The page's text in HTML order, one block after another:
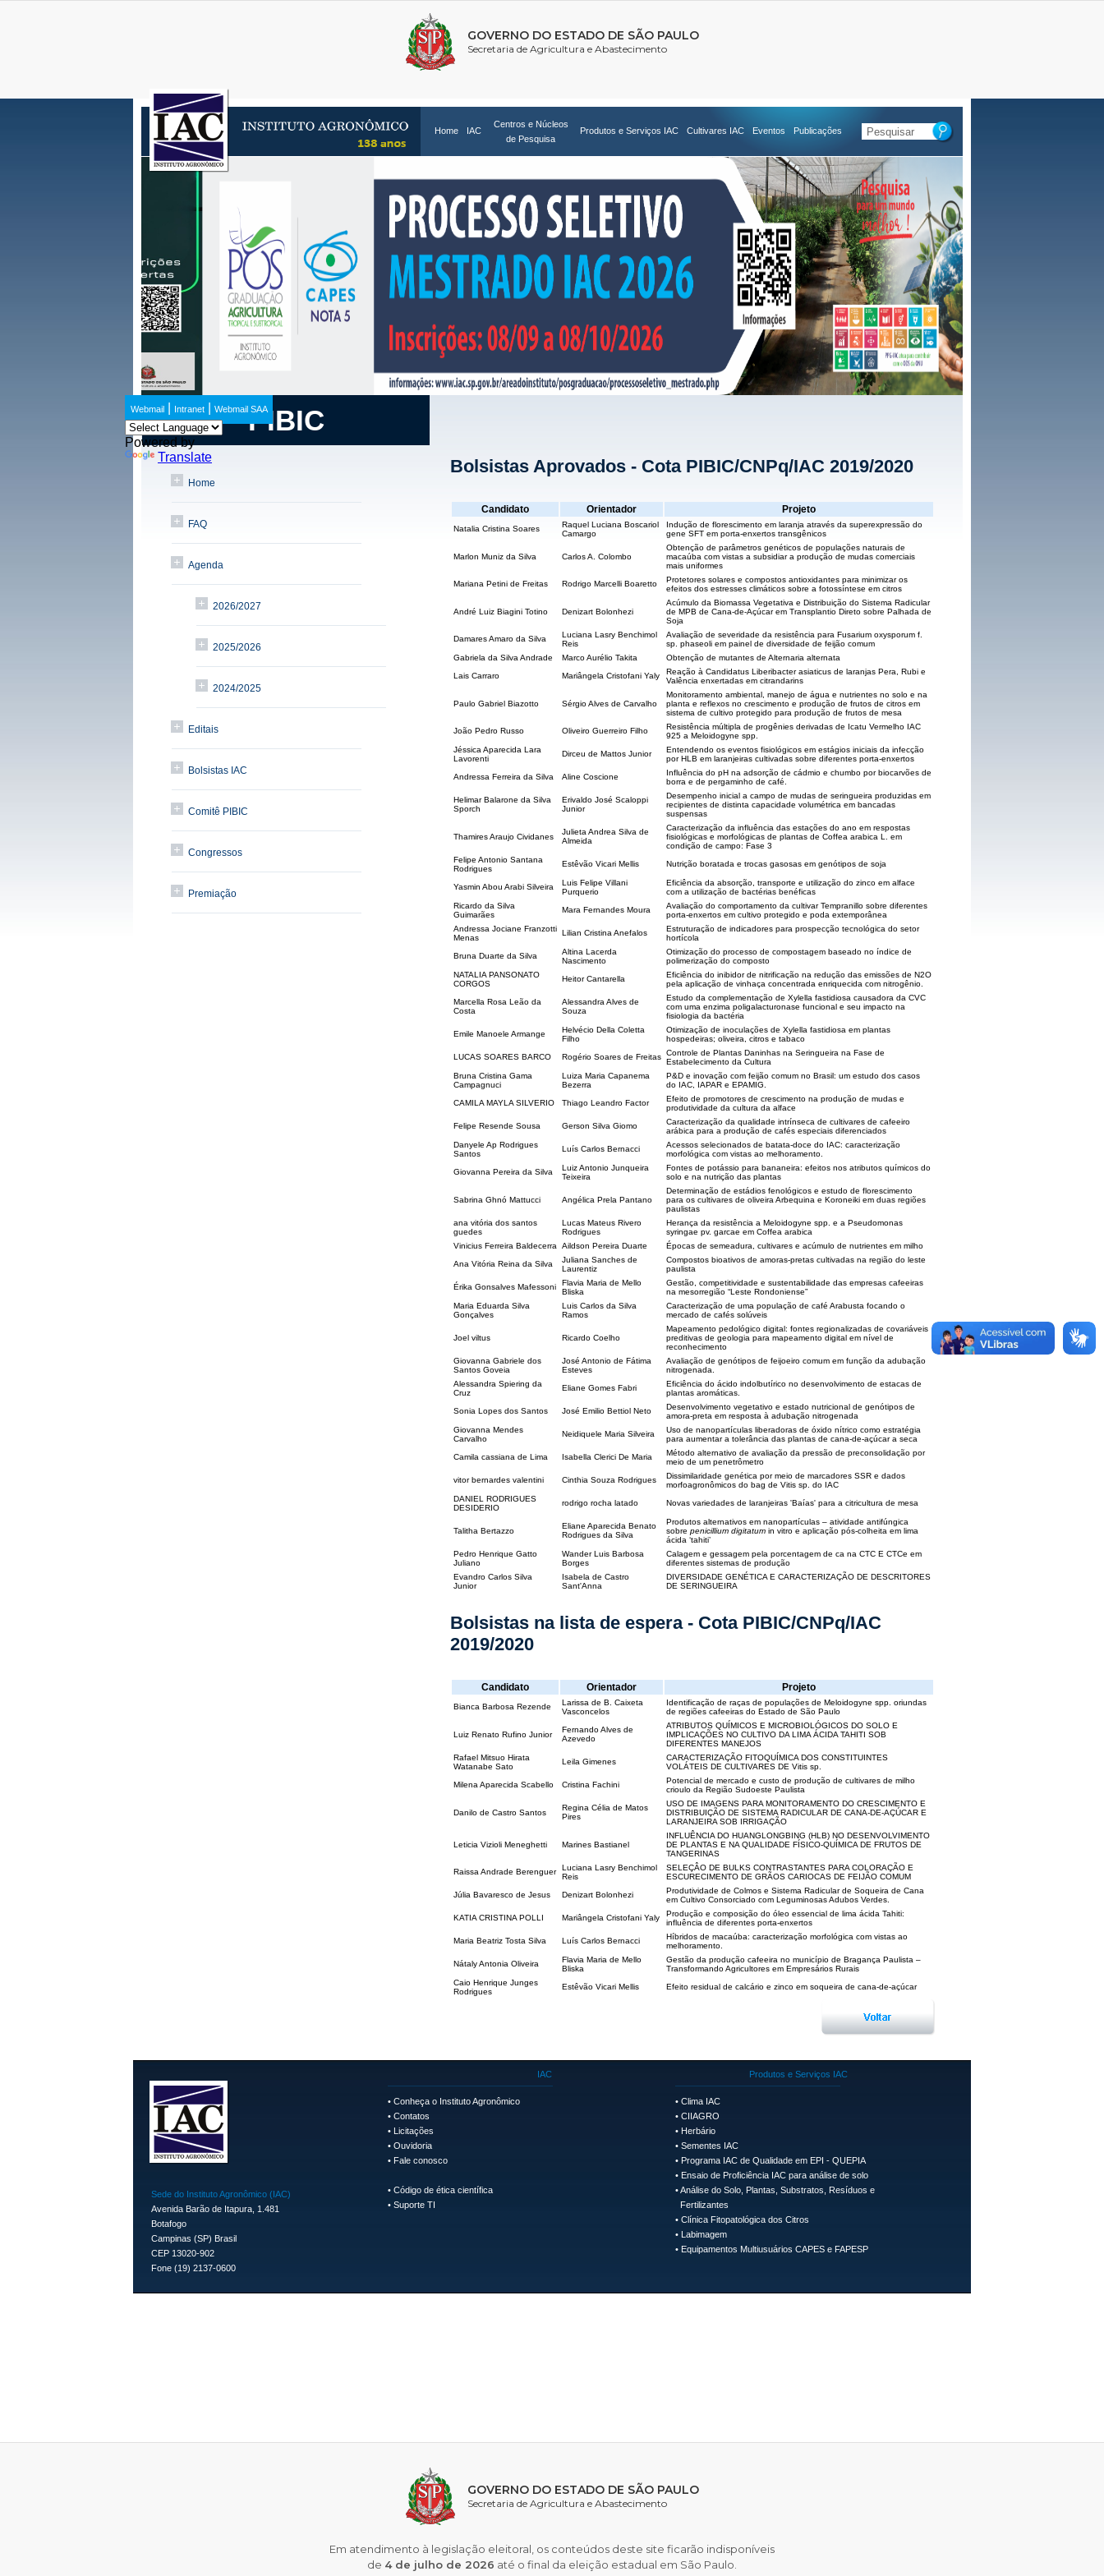
Home IAC
Centros e Núcleos
de Pesquisa
Produtos e Serviços IAC Cultivares IAC Eventos Publicações
Webmail| Intranet| Webmail SAA
Powered by
Translate
PIBIC
Home
FAQ
Agenda
2026/2027
2025/2026
2024/2025
Editais
Bolsistas IAC
Comitê PIBIC
Congressos
Premiação
Bolsistas Aprovados - Cota PIBIC/CNPq/IAC 2019/2020
Candidato Orientador Projeto
Natalia Cristina Soares
Raquel Luciana Boscariol
Camargo
Indução de florescimento em laranja através da superexpressão do
gene SFT em porta-enxertos transgênicos
Marlon Muniz da Silva Carlos A. Colombo
Obtenção de parâmetros genéticos de populações naturais de
macaúba com vistas a subsidiar a produção de mudas comerciais
mais uniformes
Mariana Petini de Freitas
Rodrigo Marcelli Boaretto
Protetores solares e compostos antioxidantes para minimizar os
efeitos dos estresses climáticos sobre a fotossíntese em citros
André Luiz Biagini Totino Denizart Bolonhezi
Acúmulo da Biomassa Vegetativa e Distribuição do Sistema Radicular
de MPB de Cana-de-Açúcar em Transplantio Direto sobre Palhada de
Soja
Damares Amaro da Silva
Luciana Lasry Benchimol
Reis
Avaliação de severidade da resistência para Fusarium oxysporum f.
sp. phaseoli em painel de diversidade de feijão comum
Gabriela da Silva Andrade
Marco Aurélio Takita
Obtenção de mutantes de Alternaria alternata
Lais Carraro
Mariângela Cristofani Yaly
Reação à Candidatus Liberibacter asiaticus de laranjas Pera, Rubi e
Valência enxertadas em citrandarins
Paulo Gabriel Biazotto Sérgio Alves de Carvalho
Monitoramento ambiental, manejo de água e nutrientes no solo e na
planta e reflexos no crescimento e produção de frutos de citros em
sistema de cultivo protegido para produção de frutos de mesa
João Pedro Russo
Oliveiro Guerreiro Filho
Resistência múltipla de progênies derivadas de Icatu Vermelho IAC
925 a Meloidogyne spp.
Jéssica Aparecida Lara
Lavorenti
Dirceu de Mattos Junior
Entendendo os eventos fisiológicos em estágios iniciais da infecção
por HLB em laranjeiras cultivadas sobre diferentes porta-enxertos
Andressa Ferreira da Silva
Aline Coscione
Influência do pH na adsorção de cádmio e chumbo por biocarvões de
borra e de pergaminho de café.
Helimar Balarone da Silva
Sporch
Erivaldo José Scaloppi
Junior
Desempenho inicial a campo de mudas de seringueira produzidas em
recipientes de distinta capacidade volumétrica em bancadas
suspensas
Thamires Araujo Cividanes
Julieta Andrea Silva de
Almeida
Caracterização da influência das estações do ano em respostas
fisiológicas e morfológicas de plantas de Coffea arabica L. em
condição de campo: Fase 3
Felipe Antonio Santana
Rodrigues
Estêvão Vicari Mellis Nutrição boratada e trocas gasosas em genótipos de soja
Yasmin Abou Arabi Silveira
Luis Felipe Villani
Purquerio
Eficiência da absorção, transporte e utilização do zinco em alface
com a utilização de bactérias benéficas
Ricardo da Silva
Guimarães
Mara Fernandes Moura
Avaliação do comportamento da cultivar Tempranillo sobre diferentes
porta-enxertos em cultivo protegido e poda extemporânea
Andressa Jociane Franzotti
Menas
Lilian Cristina Anefalos
Estruturação de indicadores para prospecção tecnológica do setor
hortícola
Bruna Duarte da Silva
Altina Lacerda
Nascimento
Otimização do processo de compostagem baseado no índice de
polimerização do composto
NATALIA PANSONATO
CORGOS
Heitor Cantarella
Eficiência do inibidor de nitrificação na redução das emissões de N2O
pela aplicação de vinhaça concentrada enriquecida com nitrogênio.
Marcella Rosa Leão da
Costa
Alessandra Alves de
Souza
Estudo da complementação de Xylella fastidiosa causadora da CVC
com uma enzima poligalacturonase funcional e seu impacto na
fisiologia da bactéria
Emile Manoele Armange
Helvécio Della Coletta
Filho
Otimização de inoculações de Xylella fastidiosa em plantas
hospedeiras; oliveira, citros e tabaco
LUCAS SOARES BARCO
Rogério Soares de Freitas Controle de Plantas Daninhas na Seringueira na Fase de
Estabelecimento da Cultura
Bruna Cristina Gama
Campagnuci
Luiza Maria Capanema
Bezerra
P&D e inovação com feijão comum no Brasil: um estudo dos casos
do IAC, IAPAR e EPAMIG.
CAMILA MAYLA SILVERIO
Thiago Leandro Factor
Efeito de promotores de crescimento na produção de mudas e
produtividade da cultura da alface
Felipe Resende Sousa
Gerson Silva Giomo
Caracterização da qualidade intrínseca de cultivares de cafeeiro
arábica para a produção de cafés especiais diferenciados
Danyele Ap Rodrigues
Santos
Luís Carlos Bernacci
Acessos selecionados de batata-doce do IAC: caracterização
morfológica com vistas ao melhoramento.
Giovanna Pereira da Silva
Luiz Antonio Junqueira
Teixeira
Fontes de potássio para bananeira: efeitos nos atributos químicos do
solo e na nutrição das plantas
Sabrina Ghnó Mattucci Angélica Prela Pantano
Determinação de estádios fenológicos e estudo de florescimento
para os cultivares de oliveira Arbequina e Koroneiki em duas regiões
paulistas
ana vitória dos santos
guedes
Lucas Mateus Rivero
Rodrigues
Herança da resistência a Meloidogyne spp. e a Pseudomonas
syringae pv. garcae em Coffea arabica
Vinicius Ferreira Baldecerra
Aildson Pereira Duarte
Épocas de semeadura, cultivares e acúmulo de nutrientes em milho
Ana Vitória Reina da Silva
Juliana Sanches de
Laurentiz
Compostos bioativos de amoras-pretas cultivadas na região do leste
paulista
Érika Gonsalves Mafessoni
Flavia Maria de Mello
Bliska
Gestão, competitividade e sustentabilidade das empresas cafeeiras
na mesorregião “Leste Rondoniense”
Maria Eduarda Silva
Gonçalves
Luis Carlos da Silva
Ramos
Caracterização de uma população de café Arabusta focando o
mercado de cafés solúveis
Joel viltus Ricardo Coelho
Mapeamento pedológico digital: fontes regionalizadas de covariáveis
preditivas de geologia para mapeamento digital em nível de
reconhecimento
Giovanna Gabriele dos
Santos Goveia
José Antonio de Fátima
Esteves
Avaliação de genótipos de feijoeiro comum em função da adubação
nitrogenada.
Alessandra Spiering da
Cruz
Eliane Gomes Fabri
Eficiência do ácido indolbutírico no desenvolvimento de estacas de
plantas aromáticas.
Sonia Lopes dos Santos
José Emilio Bettiol Neto
Desenvolvimento vegetativo e estado nutricional de genótipos de
amora-preta em resposta à adubação nitrogenada
Giovanna Mendes
Carvalho
Neidiquele Maria Silveira
Uso de nanopartículas liberadoras de óxido nítrico como estratégia
para aumentar a tolerância das plantas de cana-de-açúcar a seca
Camila cassiana de Lima
Isabella Clerici De Maria
Método alternativo de avaliação da pressão de preconsolidação por
meio de um penetrômetro
vitor bernardes valentini
Cinthia Souza Rodrigues
Dissimilaridade genética por meio de marcadores SSR e dados
morfoagronômicos do bag de Vitis sp. do IAC
DANIEL RODRIGUES
DESIDERIO
rodrigo rocha latado Novas variedades de laranjeiras 'Baías' para a citricultura de mesa
Talitha Bertazzo
Eliane Aparecida Benato
Rodrigues da Silva
Produtos alternativos em nanopartículas – atividade antifúngica
sobre penicillium digitatum in vitro e aplicação pós-colheita em lima
ácida ‘tahiti’
Pedro Henrique Gatto
Juliano
Wander Luis Barbosa
Borges
Calagem e gessagem pela porcentagem de ca na CTC E CTCe em
diferentes sistemas de produção
Evandro Carlos Silva
Junior
Isabela de Castro
Sant'Anna
DIVERSIDADE GENÉTICA E CARACTERIZAÇÃO DE DESCRITORES
DE SERINGUEIRA
Bolsistas na lista de espera - Cota PIBIC/CNPq/IAC
2019/2020
Candidato Orientador Projeto
Bianca Barbosa Rezende
Larissa de B. Caixeta
Vasconcelos
Identificação de raças de populações de Meloidogyne spp. oriundas
de regiões cafeeiras do Estado de São Paulo
Luiz Renato Rufino Junior
Fernando Alves de
Azevedo
ATRIBUTOS QUÍMICOS E MICROBIOLÓGICOS DO SOLO E
IMPLICAÇÕES NO CULTIVO DA LIMA ÁCIDA TAHITI SOB
DIFERENTES MANEJOS
Rafael Mitsuo Hirata
Watanabe Sato
Leila Gimenes
CARACTERIZAÇÃO FITOQUÍMICA DOS CONSTITUINTES
VOLÁTEIS DE CULTIVARES DE Vitis sp.
Milena Aparecida Scabello
Cristina Fachini
Potencial de mercado e custo de produção de cultivares de milho
crioulo da Região Sudoeste Paulista
Danilo de Castro Santos
Regina Célia de Matos
Pires
USO DE IMAGENS PARA MONITORAMENTO DO CRESCIMENTO E
DISTRIBUIÇÃO DE SISTEMA RADICULAR DE CANA-DE-AÇÚCAR E
LARANJEIRA SOB IRRIGAÇÃO
Leticia Vizioli Meneghetti Marines Bastianel
INFLUÊNCIA DO HUANGLONGBING (HLB) NO DESENVOLVIMENTO
DE PLANTAS E NA QUALIDADE FÍSICO-QUÍMICA DE FRUTOS DE
TANGERINAS
Raissa Andrade Berenguer
Luciana Lasry Benchimol
Reis
SELEÇÂO DE BULKS CONTRASTANTES PARA COLORAÇÃO E
ESCURECIMENTO DE GRÃOS CARIOCAS DE FEIJÃO COMUM
Júlia Bavaresco de Jesus
Denizart Bolonhezi
Produtividade de Colmos e Sistema Radicular de Soqueira de Cana
em Cultivo Consorciado com Leguminosas Adubos Verdes.
KATIA CRISTINA POLLI
Mariângela Cristofani Yaly
Produção e composição do óleo essencial de lima ácida Tahiti:
influência de diferentes porta-enxertos
Maria Beatriz Tosta Silva
Luís Carlos Bernacci
Híbridos de macaúba: caracterização morfológica com vistas ao
melhoramento.
Nátaly Antonia Oliveira
Flavia Maria de Mello
Bliska
Gestão da produção cafeeira no município de Bragança Paulista –
Transformando Agricultores em Empresários Rurais
Caio Henrique Junges
Rodrigues
Estêvão Vicari Mellis Efeito residual de calcário e zinco em soqueira de cana-de-açúcar
Sede do Instituto Agronômico (IAC)
Avenida Barão de Itapura, 1.481
Botafogo
Campinas (SP) Brasil
CEP 13020-902
Fone (19) 2137-0600
IAC
• Conheça o Instituto Agronômico
• Contatos
• Licitações
• Ouvidoria
• Fale conosco
• Código de ética científica
• Suporte TI
Produtos e Serviços IAC
• Clima IAC
• CIIAGRO
• Herbário
• Sementes IAC
• Programa IAC de Qualidade em EPI - QUEPIA
• Ensaio de Proficiência IAC para análise de solo
•Análise do Solo, Plantas, Substratos, Resíduos e
Fertilizantes
• Clínica Fitopatológica dos Citros
• Labimagem
• Equipamentos Multiusuários CAPES e FAPESP